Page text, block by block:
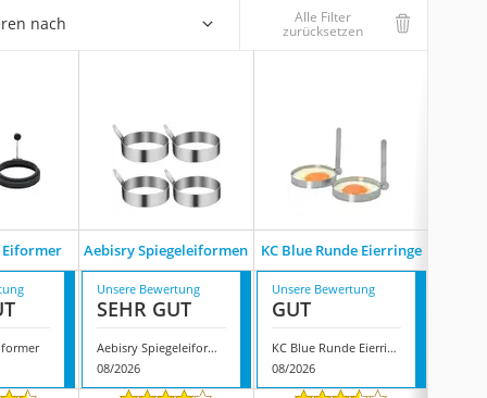
nach Alle Filter
zurücksetzen
Eiformer Aebisry Spiegeleiformen KC Blue Runde Eierringe
Unsere Bewertung
SEHR GUT
Aebisry Spiegeleiformen
08/2026
Unsere Bewertung
GUT
KC Blue Runde Eierringe
08/2026